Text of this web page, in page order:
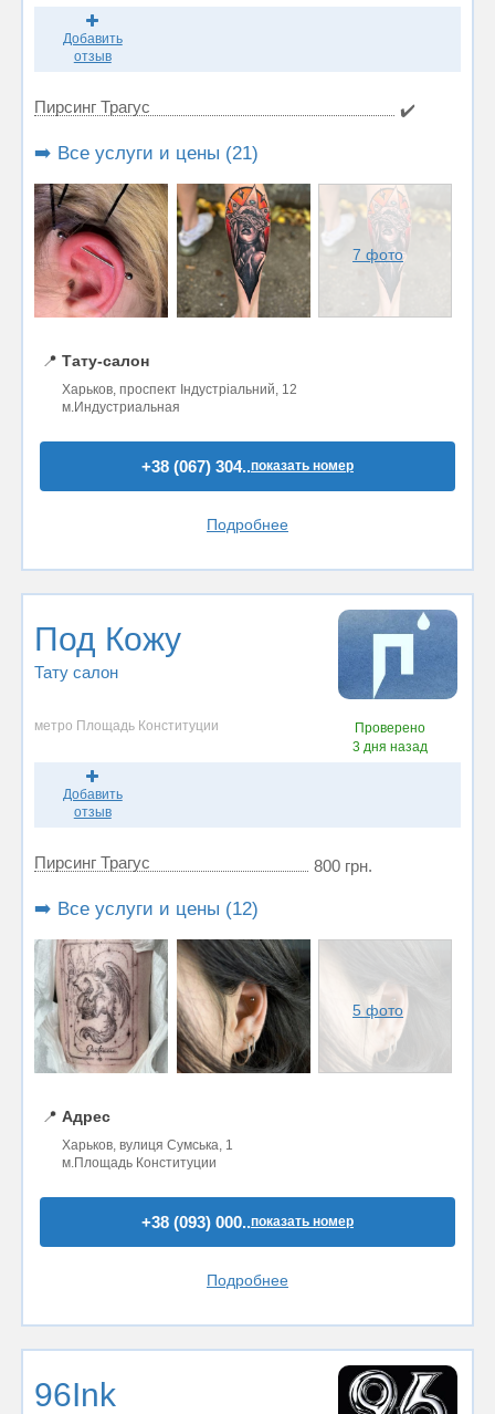
Добавить
отзыв
Пирсинг Трагус ✔️
➡️ Все услуги и цены (21)
7 фото
📍 Тату-салон
Харьков, проспект Індустріальний, 12
м.Индустриальная
+38 (067) 304..показать номер
Подробнее
Под Кожу
Тату салон
метро Площадь Конституции
Проверено
3 дня назад
Добавить
отзыв
Пирсинг Трагус 800 грн.
➡️ Все услуги и цены (12)
5 фото
📍 Адрес
Харьков, вулиця Сумська, 1
м.Площадь Конституции
+38 (093) 000..показать номер
Подробнее
96Ink